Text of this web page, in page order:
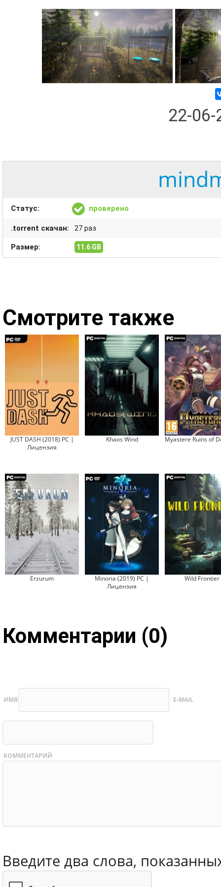
22-
Статус: проверено
.torrent скачан: 27 раз
Размер: 11.6 GB
Смотрите также
JUST DASH (2018) PC |
Лицензия
Khaos Wind Myastere Ruins of
Erzurum
Minoria (2019) PC |
Лицензия
Wild Frontier
Комментарии (0)
ИМЯ E-MAIL
КОММЕНТАРИЙ
Введите два слова,